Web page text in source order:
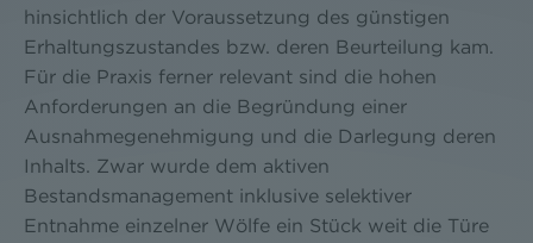
hinsichtlich der Voraussetzung des günstigen
Erhaltungszustandes bzw. deren Beurteilung kam.
Für die Praxis ferner relevant sind die hohen
Anforderungen an die Begründung einer
Ausnahmegenehmigung und die Darlegung deren
Inhalts. Zwar wurde dem aktiven
Bestandsmanagement inklusive selektiver
Entnahme einzelner Wölfe ein Stück weit die Türe